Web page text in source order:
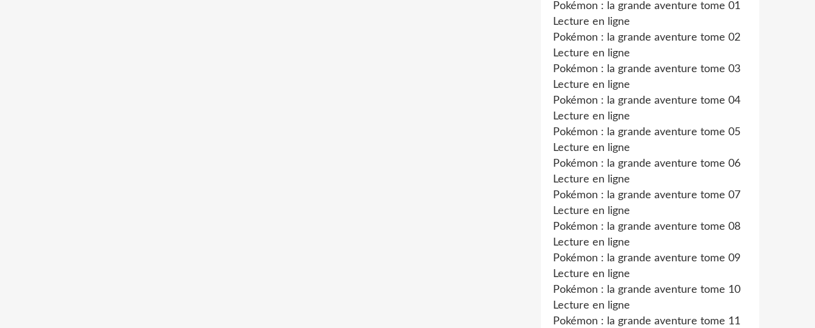
Pokémon : la grande aventure tome 01
Lecture en ligne
Pokémon : la grande aventure tome 02
Lecture en ligne
Pokémon : la grande aventure tome 03
Lecture en ligne
Pokémon : la grande aventure tome 04
Lecture en ligne
Pokémon : la grande aventure tome 05
Lecture en ligne
Pokémon : la grande aventure tome 06
Lecture en ligne
Pokémon : la grande aventure tome 07
Lecture en ligne
Pokémon : la grande aventure tome 08
Lecture en ligne
Pokémon : la grande aventure tome 09
Lecture en ligne
Pokémon : la grande aventure tome 10
Lecture en ligne
Pokémon : la grande aventure tome 11